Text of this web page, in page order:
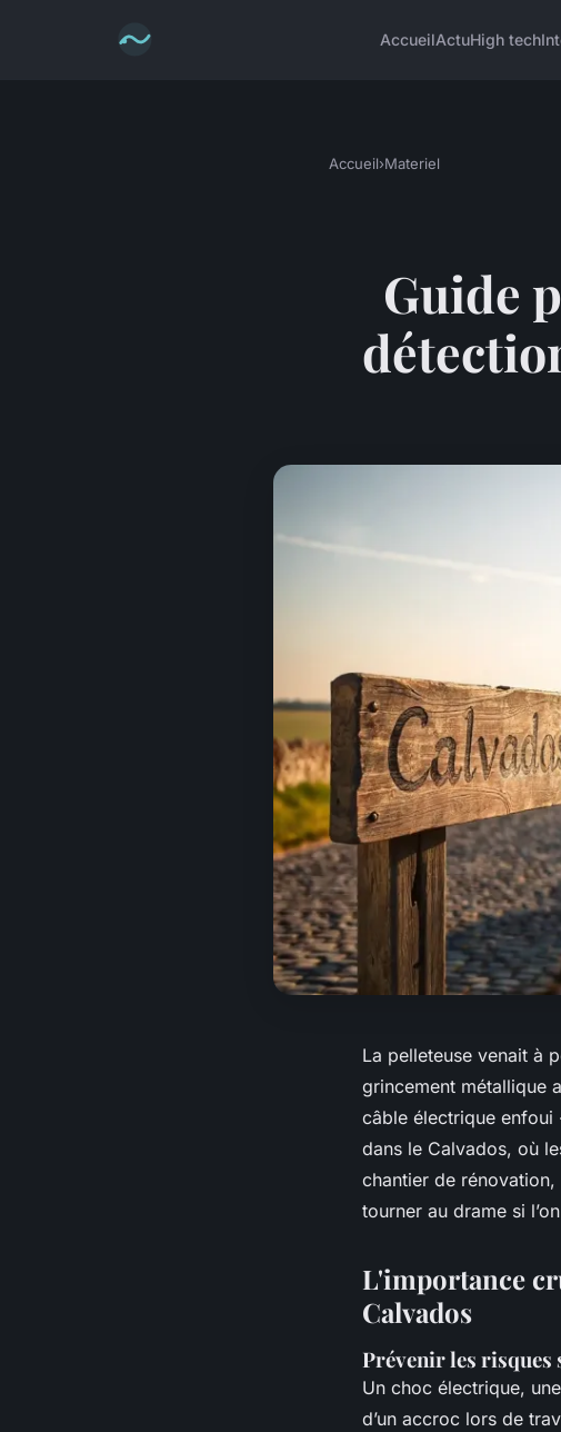
AccueilActuHigh tech
Accueil›Materiel
Guide
La pelleteuse venait à
grincement métallique
câble électrique enfoui
dans le Calvados, où
chantier de
tourner au drame si
L'importance
Calvados
Prévenir les risques
Un choc électrique,
d’un accroc lors de